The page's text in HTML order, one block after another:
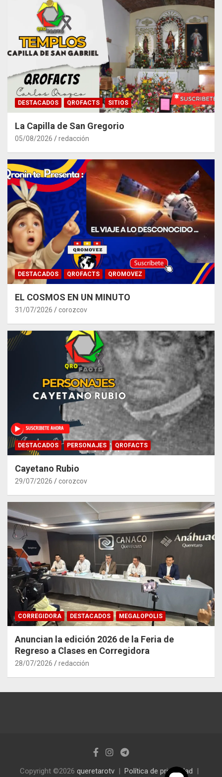
DESTACADOS QROFACTS SITIOS
La Capilla de San Gregorio
05/08/2026 redacción
DESTACADOS QROFACTS QROMOVEZ
EL COSMOS EN UN MINUTO
31/07/2026 corozcov
DESTACADOS PERSONAJES QROFACTS
Cayetano Rubio
29/07/2026 corozcov
CORREGIDORA DESTACADOS MEGALOPOLIS
Anuncian la edición 2026 de la Feria de
Regreso a Clases en Corregidora
28/07/2026 redacción
Copyright ©2026 queretarotv Política de privacidad